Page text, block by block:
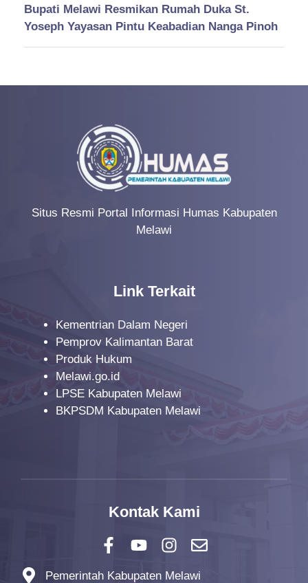
Bupati Melawi Resmikan Rumah Duka St.
Yoseph Yayasan Pintu Keabadian Nanga Pinoh
Situs Resmi Portal Informasi Humas Kabupaten
Melawi
Link Terkait
Kementrian Dalam Negeri
Pemprov Kalimantan Barat
Produk Hukum
Melawi.go.id
LPSE Kabupaten Melawi
BKPSDM Kabupaten Melawi
Kontak Kami
Pemerintah Kabupaten Melawi